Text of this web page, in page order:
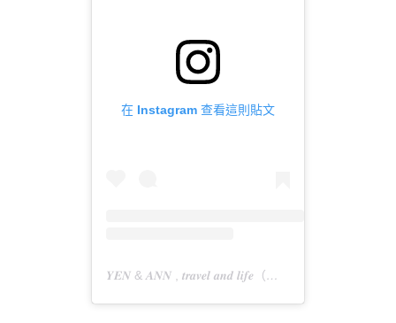
在 Instagram 查看這則貼文
𝒀𝑬𝑵 & 𝑨𝑵𝑵 , 𝒕𝒓𝒂𝒗𝒆𝒍 𝒂𝒏𝒅 𝒍𝒊𝒇𝒆（@adai_talk）分享的貼文